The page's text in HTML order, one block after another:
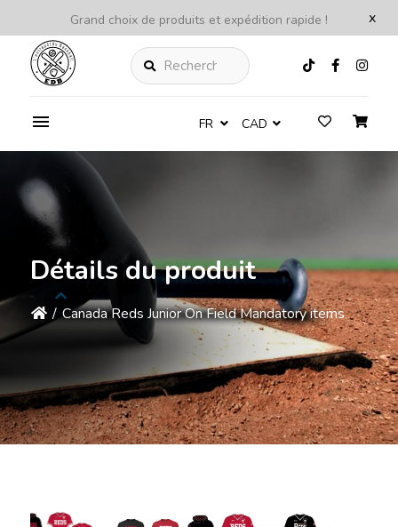
x
Grand choix de produits et expédition rapide !
Rechercher
FR CAD
Détails du produit
/ Canada Reds Junior On Field Mandatory items